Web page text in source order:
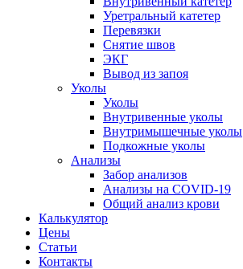
Уретральный катетер
Перевязки
Снятие швов
ЭКГ
Вывод из запоя
Уколы
Уколы
Внутривенные уколы
Внутримышечные уколы
Подкожные уколы
Анализы
Забор анализов
Анализы на COVID-19
Общий анализ крови
Калькулятор
Цены
Статьи
Контакты